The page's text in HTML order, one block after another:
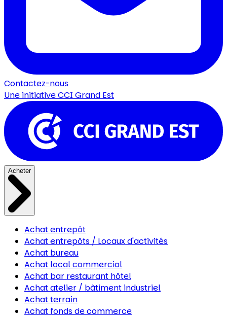
Contactez-nous
Une initiativeCCI Grand Est
Acheter
Achat entrepôt
Achat entrepôts / Locaux d'activités
Achat bureau
Achat local commercial
Achat bar restaurant hôtel
Achat atelier / bâtiment industriel
Achat terrain
Achat fonds de commerce